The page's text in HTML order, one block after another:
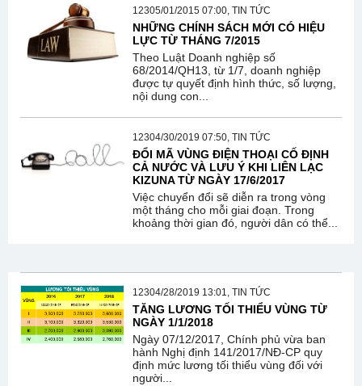
12305/01/2015 07:00, TIN TỨC
NHỮNG CHÍNH SÁCH MỚI CÓ HIỆU
LỰC TỪ THÁNG 7/2015
Theo Luật Doanh nghiệp số
68/2014/QH13, từ 1/7, doanh nghiệp
được tự quyết định hình thức, số lượng,
nội dung con...
12304/30/2019 07:50, TIN TỨC
ĐỔI MÃ VÙNG ĐIỆN THOẠI CỐ ĐỊNH
CẢ NƯỚC VÀ LƯU Ý KHI LIÊN LẠC
KIZUNA TỪ NGÀY 17/6/2017
Việc chuyển đổi sẽ diễn ra trong vòng
một tháng cho mỗi giai đoạn. Trong
khoảng thời gian đó, người dân có thể...
12304/28/2019 13:01, TIN TỨC
TĂNG LƯƠNG TỐI THIỂU VÙNG TỪ
NGÀY 1/1/2018
Ngày 07/12/2017, Chính phủ vừa ban
hành Nghị định 141/2017/NĐ-CP quy
định mức lương tối thiểu vùng đối với
người...